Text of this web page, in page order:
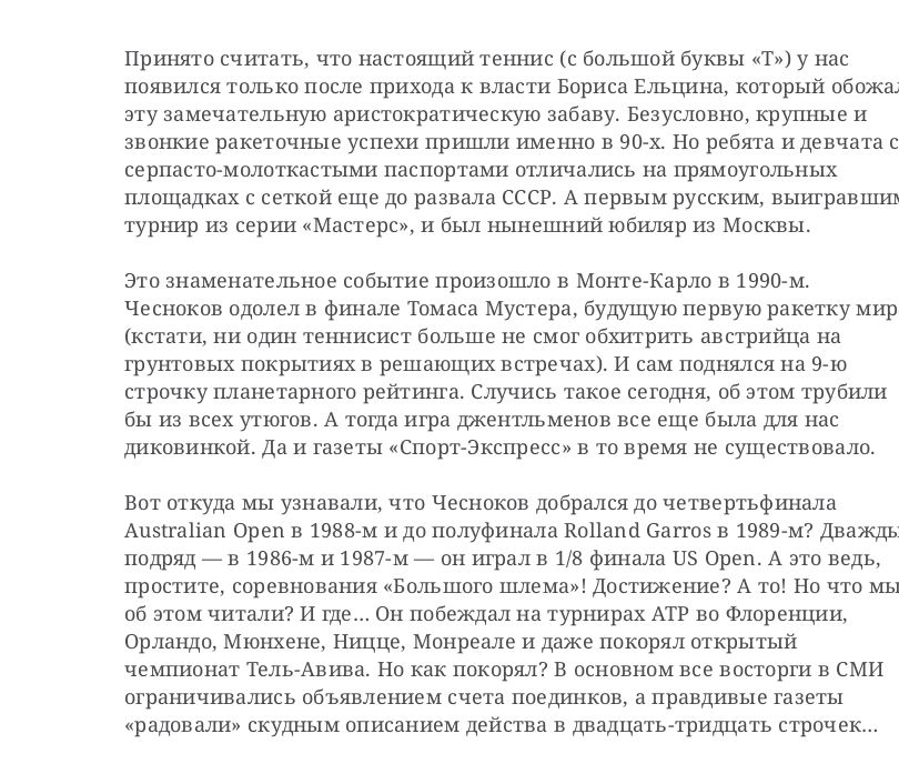
Принято считать, что настоящий теннис (с большой буквы «Т») у нас
появился только после прихода к власти Бориса Ельцина, который
эту замечательную аристократическую забаву. Безусловно, крупные и
звонкие ракеточные успехи пришли именно в 90-х. Но ребята и девчата с
серпасто-молоткастыми паспортами отличались на прямоугольных
площадках с сеткой еще до развала СССР. А первым русским,
турнир из серии «Мастерс», и был нынешний юбиляр из Москвы.
Это знаменательное событие произошло в Монте-Карло в 1990-м.
Чесноков одолел в финале Томаса Мустера, будущую первую ракетку
(кстати, ни один теннисист больше не смог обхитрить австрийца на
грунтовых покрытиях в решающих встречах). И сам поднялся на 9-ю
строчку планетарного рейтинга. Случись такое сегодня, об этом трубили
бы из всех утюгов. А тогда игра джентльменов все еще была для нас
диковинкой. Да и газеты «Спорт-Экспресс» в то время не существовало.
Вот откуда мы узнавали, что Чесноков добрался до четвертьфинала
Australian Open в 1988-м и до полуфинала Rolland Garros в 1989-м?
подряд — в 1986-м и 1987-м — он играл в 1/8 финала US Open. А это ведь,
простите, соревнования «Большого шлема»! Достижение? А то! Но что
об этом читали? И где… Он побеждал на турнирах ATP во Флоренции,
Орландо, Мюнхене, Ницце, Монреале и даже покорял открытый
чемпионат Тель-Авива. Но как покорял? В основном все восторги в СМИ
ограничивались объявлением счета поединков, а правдивые газеты
«радовали» скудным описанием действа в двадцать-тридцать строчек…